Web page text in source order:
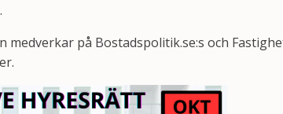
medverkar på Bostadspolitik.se:s och